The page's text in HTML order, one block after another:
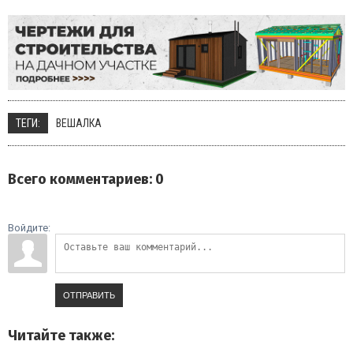
ТЕГИ: ВЕШАЛКА
Всего комментариев: 0
Войдите:
ОТПРАВИТЬ
Читайте также: